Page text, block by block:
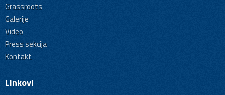
Grassroots
Galerije
Video
Press sekcija
Kontakt
Linkovi